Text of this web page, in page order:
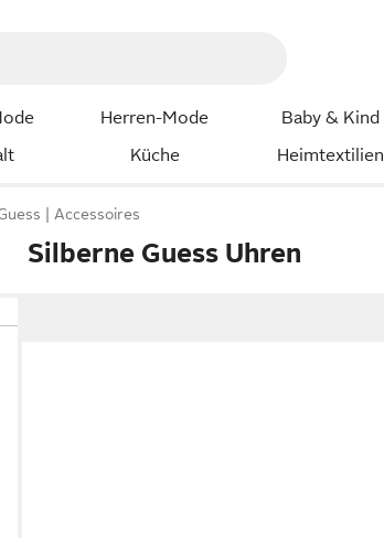
Herren-Mode Baby & Kind
Küche Heimtextilien
Accessoires
Silberne Guess Uhren